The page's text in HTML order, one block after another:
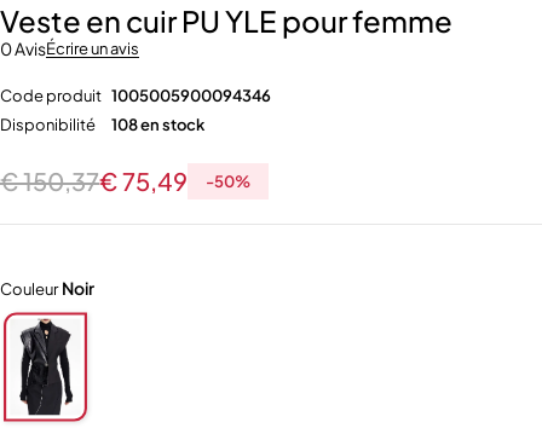
Veste en cuir PU YLE pour femme
0 AvisÉcrire un avis
Code produit 1005005900094346
Disponibilité
108 en stock
€150,37€75,49 -50%
Couleur Noir